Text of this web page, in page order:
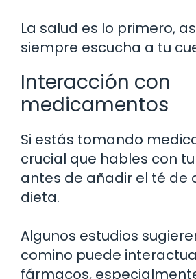
La salud es lo primero,
siempre escucha a tu
Interacción con
medicamentos
Si estás tomando
crucial que hables con
antes de añadir el té de
dieta.
Algunos estudios
comino puede
fármacos,